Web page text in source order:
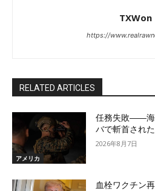
TXWon
https://
RELATED ARTICLES
アメリカ
任務失敗――海
バで斬首され
2026年8月7日
血栓ワクチン